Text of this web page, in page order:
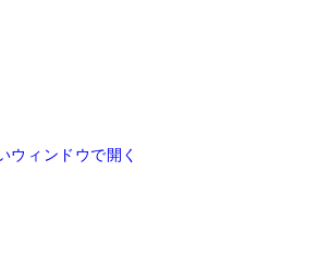
ウィンドウで開く